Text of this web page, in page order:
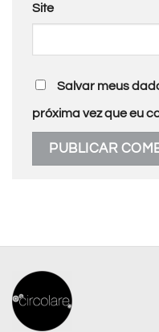
Site
Salvar meus
próxima vez que eu